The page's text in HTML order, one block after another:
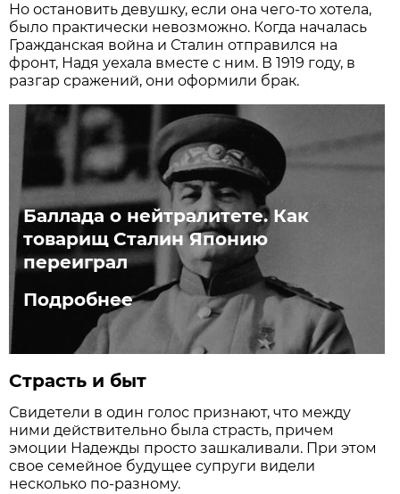
Но остановить девушку, если она чего-то хотела,
было практически невозможно. Когда началась
Гражданская война и Сталин отправился на
фронт, Надя уехала вместе с ним. В 1919 году, в
разгар сражений, они оформили брак.
Баллада о нейтралитете. Как
товарищ Сталин Японию
переиграл
Подробнее
Страсть и быт
Свидетели в один голос признают, что между
ними действительно была страсть, причем
эмоции Надежды просто зашкаливали. При этом
свое семейное будущее супруги видели
несколько по-разному.